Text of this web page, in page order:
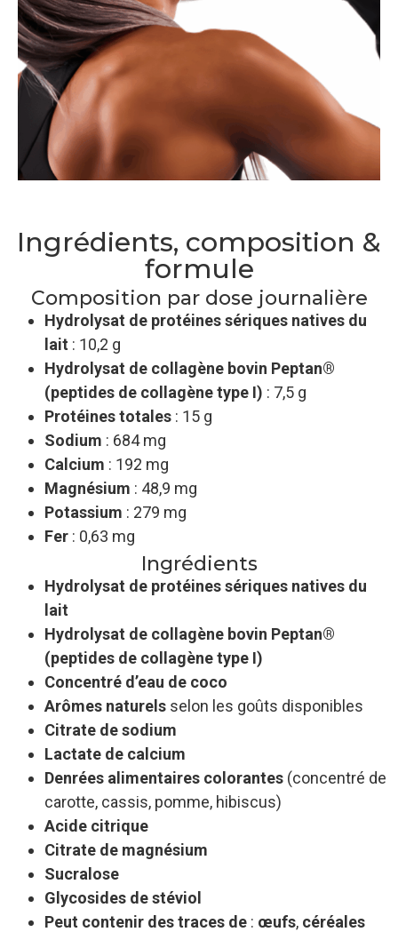
Ingrédients, composition &
formule
Composition par dose journalière
Hydrolysat de protéines sériques natives du
lait : 10,2 g
Hydrolysat de collagène bovin Peptan®
(peptides de collagène type I) : 7,5 g
Protéines totales : 15 g
Sodium : 684 mg
Calcium : 192 mg
Magnésium : 48,9 mg
Potassium : 279 mg
Fer : 0,63 mg
Ingrédients
Hydrolysat de protéines sériques natives du
lait
Hydrolysat de collagène bovin Peptan®
(peptides de collagène type I)
Concentré d’eau de coco
Arômes naturels selon les goûts disponibles
Citrate de sodium
Lactate de calcium
Denrées alimentaires colorantes (concentré de
carotte, cassis, pomme, hibiscus)
Acide citrique
Citrate de magnésium
Sucralose
Glycosides de stéviol
Peut contenir des traces de : œufs, céréales